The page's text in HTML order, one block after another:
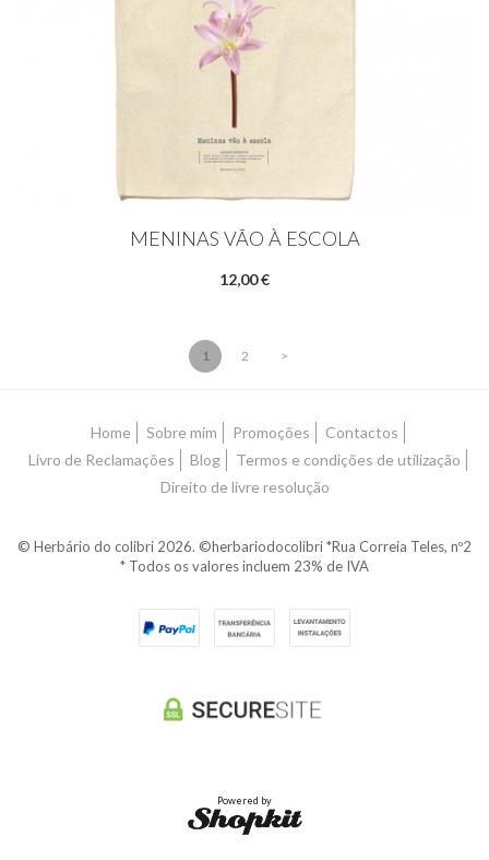
MENINAS VÃO À ESCOLA
12,00 €
1 2 >
Home Sobre mim Promoções
Contactos
Livro de Reclamações
Blog
Termos e condições de utilização
Direito de livre resolução
© Herbário do colibri 2026. ©herbariodocolibri *Rua Correia Teles, nº2
* Todos os valores incluem 23% de IVA
Powered by